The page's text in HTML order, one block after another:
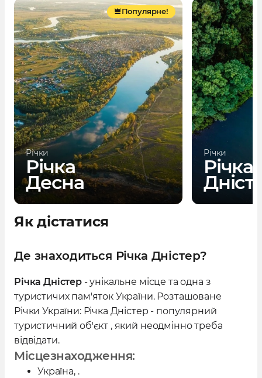
Популярне!
Річки
Річка
Десна
Річки
Річка
Як дістатися
Де знаходиться Річка Дністер?
Річка Дністер- унікальне місце та одна з
туристичих пам'яток України. Розташоване
Річки України: Річка Дністер - популярний
туристичний об'єкт , який неодмінно треба
відвідати.
Місцезнаходження:
Україна, .